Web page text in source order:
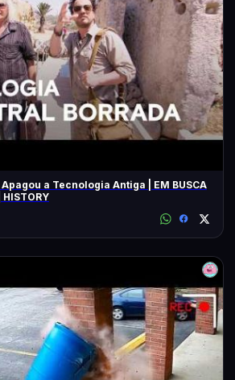
a Tecnologia Antiga | EM BUSCA
HISTORY